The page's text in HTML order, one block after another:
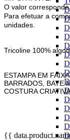
O valor
Para efetuar a
unidades.
Tricoline 100%
ESTAMPA EM
BARRADOS, BATE
COSTURA
{{